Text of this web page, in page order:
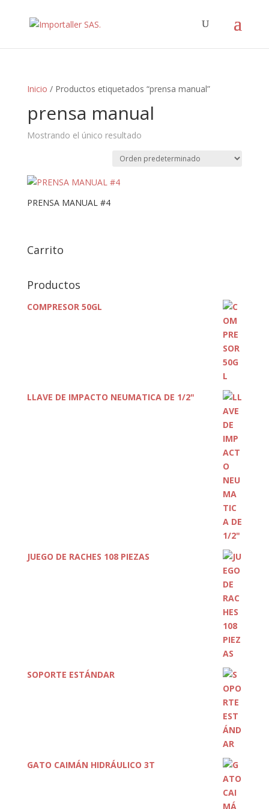
Inicio / Productos etiquetados “prensa manual”
prensa manual
Mostrando el único resultado
PRENSA MANUAL #4
Carrito
Productos
COMPRESOR 50GL
LLAVE DE IMPACTO NEUMATICA DE 1/2"
JUEGO DE RACHES 108 PIEZAS
SOPORTE ESTÁNDAR
GATO CAIMÁN HIDRÁULICO 3T